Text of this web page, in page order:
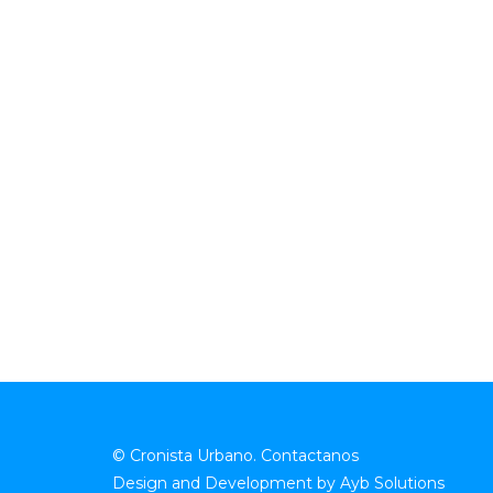
© Cronista Urbano. Contactanos
Design and Development by Ayb Solutions